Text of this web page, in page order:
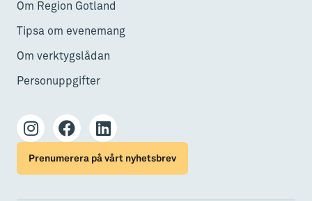
Om Region Gotland
Tipsa om evenemang
Om verktygslådan
Personuppgifter
Prenumerera på vårt nyhetsbrev